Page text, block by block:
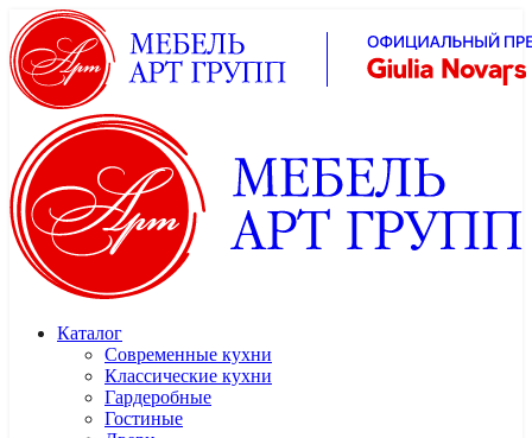
Каталог
Современные кухни
Классические кухни
Гардеробные
Гостиные